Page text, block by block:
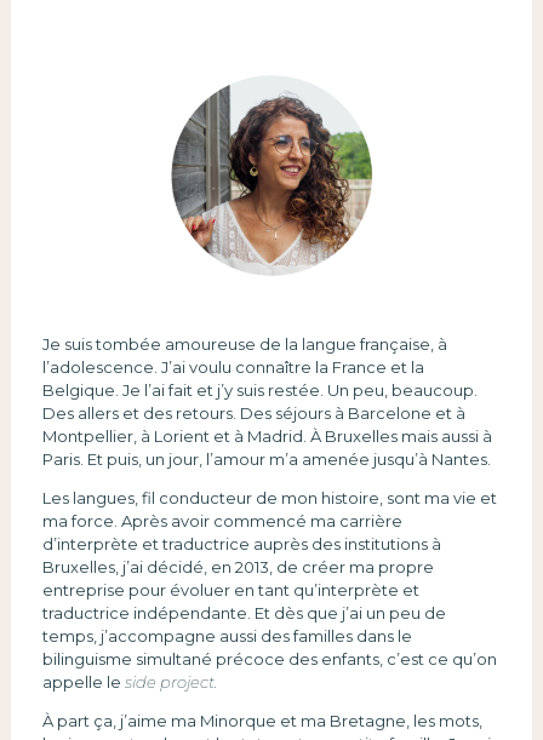
Je suis tombée amoureuse de la langue française, à
l’adolescence. J’ai voulu connaître la France et la
Belgique. Je l’ai fait et j’y suis restée. Un peu, beaucoup.
Des allers et des retours. Des séjours à Barcelone et à
Montpellier, à Lorient et à Madrid. À Bruxelles mais aussi à
Paris. Et puis, un jour, l’amour m’a amenée jusqu’à Nantes.
Les langues, fil conducteur de mon histoire, sont ma vie et
ma force. Après avoir commencé ma carrière
d’interprète et traductrice auprès des institutions à
Bruxelles, j’ai décidé, en 2013, de créer ma propre
entreprise pour évoluer en tant qu’interprète et
traductrice indépendante. Et dès que j’ai un peu de
temps, j’accompagne aussi des familles dans le
bilinguisme simultané précoce des enfants, c’est ce qu’on
appelle le side project.
À part ça, j’aime ma Minorque et ma Bretagne, les mots,